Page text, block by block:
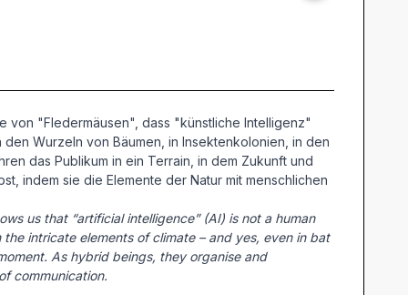
von "Fledermäusen", dass "künstliche Intelligenz"
Wurzeln von Bäumen, in Insektenkolonien, in den
das Publikum in ein Terrain, in dem Zukunft und
indem sie die Elemente der Natur mit menschlichen
us that “artificial intelligence” (AI) is not a human
intricate elements of climate – and yes, even in bat
As hybrid beings, they organise and
communication.